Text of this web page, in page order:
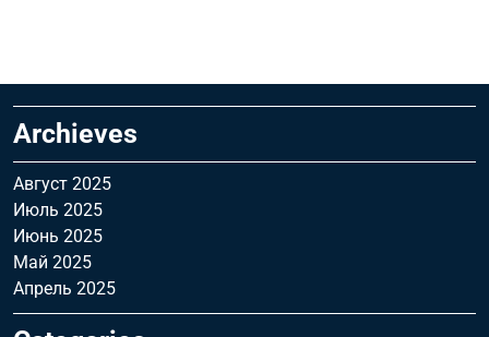
Archieves
Август 2025
Июль 2025
Июнь 2025
Май 2025
Апрель 2025